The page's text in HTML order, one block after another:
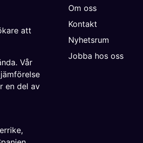
Om oss
Kontakt
Nyhetsrum
Jobba hos oss
att
Vår
en del av
,